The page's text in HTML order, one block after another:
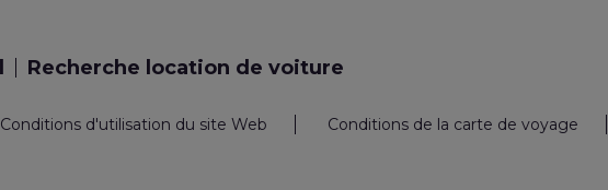
Recherche location de voiture
Conditions d'utilisation du site Web
Conditions de la carte de voyage